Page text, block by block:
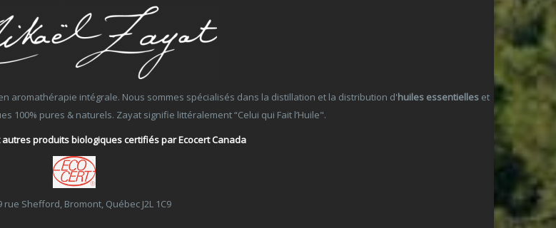
aromathérapie intégrale. Nous sommes spécialisés dans la distillation et la distribution d'huiles essentielles et
100% pures & naturels. Zayat signifie littéralement “Celui qui Fait l’Huile".
produits biologiques certifiés par Ecocert Canada
rue Shefford, Bromont, Québec J2L 1C9